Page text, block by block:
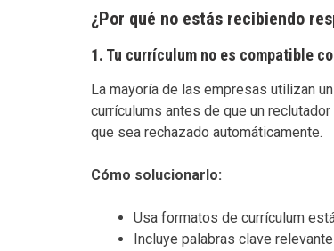
¿Por qué no estás recibiendo
1. Tu currículum no es compatible
La mayoría de las empresas utilizan
currículums antes de que un
que sea rechazado automáticamente.
Cómo solucionarlo:
Usa formatos de currículum
Incluye palabras clave